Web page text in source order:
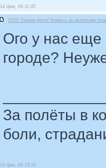
14 фев, 09 11:45
SOS! Украли фото! Борюсь за авторские
Ого у нас еще
городе?
За полёты в
боли,
14 фев, 09 15:15